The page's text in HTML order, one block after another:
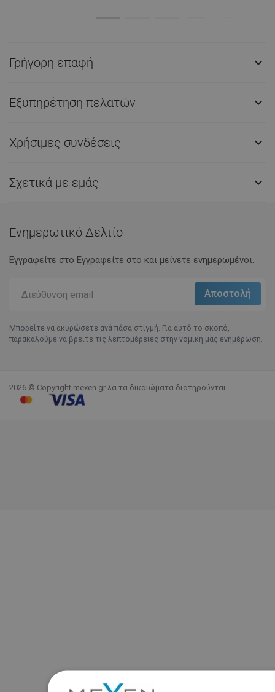
Γρήγορη επαφή 
Εξυπηρέτηση πελατών 
Χρήσιμες συνδέσεις 
Σχετικά με εμάς 
Ενημερωτικό Δελτίο
Εγγραφείτε στο Eγγραφείτε στο και μείνετε ενημερωμένοι.
Μπορείτε να ακυρώσετε ανά πάσα στιγμή. Για αυτό το σκοπό,
παρακαλούμε να βρείτε τις λεπτομέρειες στην νομική μας ενημέρωση.
2026 © Copyright mexen.gr λα τα δικαιώματα διατηρούνται.